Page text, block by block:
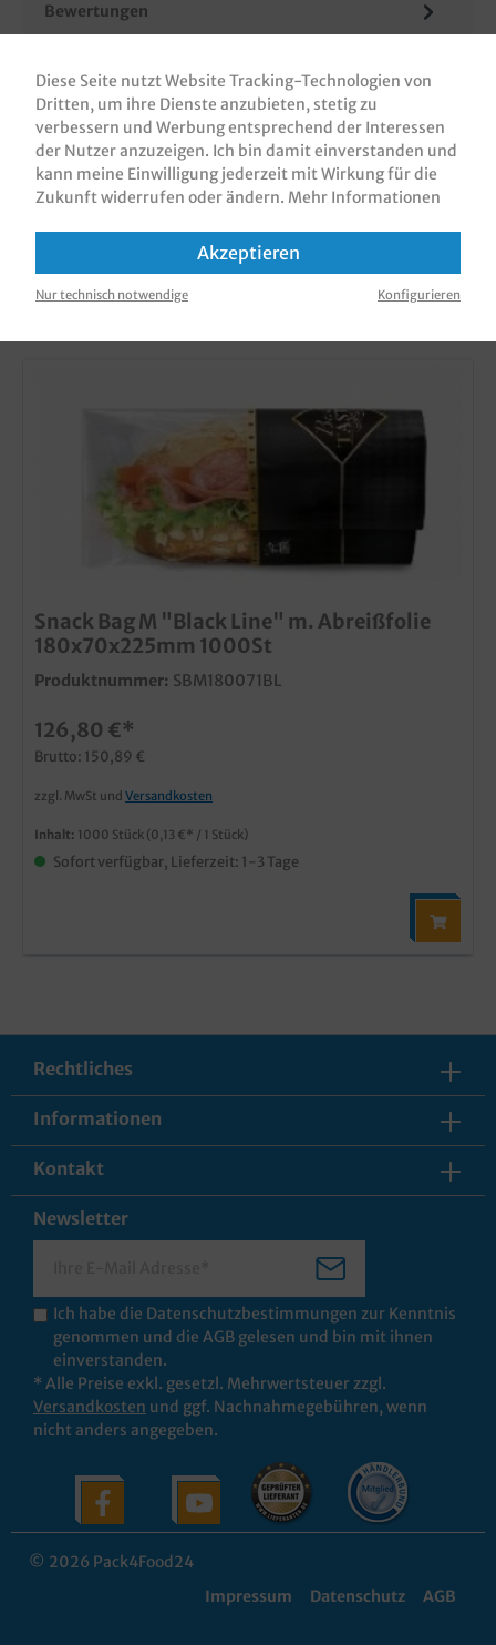
Bewertungen
KUNDEN, DIE DIESES PRODUKT GEKAUFT
HABEN, HABEN AUCH DIESE PRODUKTE
Snack Bag M "Black Line" m. Abreißfolie
180x70x225mm 1000St
Produktnummer: SBM180071BL
126,80 €*
Brutto: 150,89 €
zzgl. MwSt und Versandkosten
Inhalt: 1000 Stück (0,13 €* / 1 Stück)
Sofort verfügbar, Lieferzeit: 1-3 Tage
Rechtliches
Informationen
Kontakt
Newsletter
Ich habe die Datenschutzbestimmungen zur Kenntnis
genommen und die AGB gelesen und bin mit ihnen
einverstanden.
* Alle Preise exkl. gesetzl. Mehrwertsteuer zzgl.
Versandkosten und ggf. Nachnahmegebühren, wenn
nicht anders angegeben.
© 2026 Pack4Food24
Impressum
Datenschutz AGB
Diese Seite nutzt Website Tracking-Technologien von
Dritten, um ihre Dienste anzubieten, stetig zu
verbessern und Werbung entsprechend der Interessen
der Nutzer anzuzeigen. Ich bin damit einverstanden und
kann meine Einwilligung jederzeit mit Wirkung für die
Zukunft widerrufen oder ändern. Mehr Informationen
Akzeptieren
Nur technisch notwendige Konfigurieren